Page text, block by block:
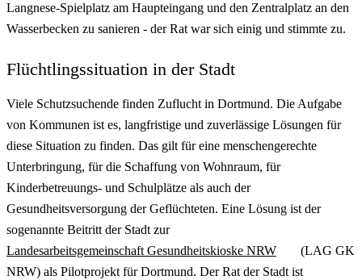
Langnese-Spielplatz am Haupteingang und den Zentralplatz an den
Wasserbecken zu sanieren - der Rat war sich einig und stimmte zu.
Flüchtlingssituation in der Stadt
Viele Schutzsuchende finden Zuflucht in Dortmund. Die Aufgabe
von Kommunen ist es, langfristige und zuverlässige Lösungen für
diese Situation zu finden. Das gilt für eine menschengerechte
Unterbringung, für die Schaffung von Wohnraum, für
Kinderbetreuungs- und Schulplätze als auch der
Gesundheitsversorgung der Geflüchteten. Eine Lösung ist der
sogenannte Beitritt der Stadt zur
Landesarbeitsgemeinschaft Gesundheitskioske NRW
(LAG GK
NRW) als Pilotprojekt für Dortmund. Der Rat der Stadt ist